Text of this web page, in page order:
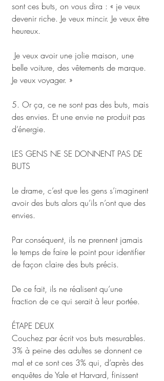
sont ces buts, on vous dira : « je veux
devenir riche. Je veux mincir. Je veux être
heureux.
belle voiture, des vêtements de marque.
Je veux voyager. »
5. Or ça, ce ne sont pas des buts, mais
des envies. Et une envie ne produit pas
d’énergie.
LES GENS NE SE DONNENT PAS DE
BUTS
Le drame, c’est que les gens s’imaginent
avoir des buts alors qu’ils n’ont que des
envies.
Par conséquent, ils ne prennent jamais
le temps de faire le point pour identifier
de façon claire des buts précis.
De ce fait, ils ne réalisent qu’une
fraction de ce qui serait à leur portée.
ÉTAPE DEUX
Couchez par écrit vos buts mesurables.
3% à peine des adultes se donnent ce
mal et ce sont ces 3% qui, d’après des
enquêtes de Yale et Harvard, finissent